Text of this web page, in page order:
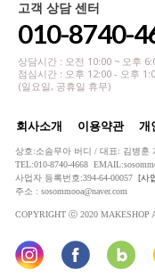
고객 상담 센터
010-8740-
상담시간 : 오전 10:00 ~ 오후
점심시간 : 오후 12:00 - 오후
(일요일, 공휴일 휴무)
회사소개 이용약관 개
상호:소솜무아 버디 / 대표: 김병훈
TEL:010-8740-4668
사업자 등록번호:394-64-00057 [사
주소 : sosommooa@naver.com
COPYRIGHT ⓒ 2020 MAKESHOP